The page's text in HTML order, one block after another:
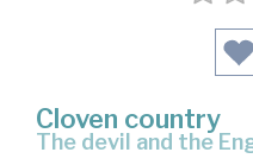
Cloven country
the devil and the